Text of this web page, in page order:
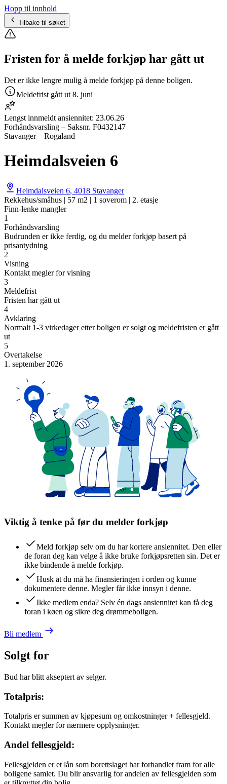
Hopp til innhold
Tilbake til søket
Fristen for å melde forkjøp har gått ut
Det er ikke lengre mulig å melde forkjøp på denne boligen.
Meldefrist gått ut 8. juni
Lengst innmeldt ansiennitet: 23.06.26
Forhåndsvarsling – Saksnr. F0432147
Stavanger – Rogaland
Heimdalsveien 6
Heimdalsveien 6, 4018 Stavanger
Rekkehus/småhus | 57 m2 | 1 soverom | 2. etasje
Finn-lenke mangler
1
Forhåndsvarsling
Budrunden er ikke ferdig, og du melder forkjøp basert på
prisantydning
2
Visning
Kontakt megler for visning
3
Meldefrist
Fristen har gått ut
4
Avklaring
Normalt 1-3 virkedager etter boligen er solgt og meldefristen er gått
ut
5
Overtakelse
1. september 2026
Viktig å tenke på før du melder forkjøp
Meld forkjøp selv om du har kortere ansiennitet. Den eller
de foran deg kan velge å ikke bruke forkjøpsretten sin. Det er
ikke bindende å melde forkjøp.
Husk at du må ha finansieringen i orden og kunne
dokumentere denne. Megler får ikke innsyn i denne.
Ikke medlem enda? Selv én dags ansiennitet kan få deg
foran i køen og sikre deg drømmeboligen.
Bli medlem
Solgt for
Bud har blitt akseptert av selger.
Totalpris:
Totalpris er summen av kjøpesum og omkostninger + fellesgjeld.
Kontakt megler for nærmere opplysninger.
Andel fellesgjeld:
Fellesgjelden er et lån som borettslaget har forhandlet fram for alle
boligene samlet. Du blir ansvarlig for andelen av fellesgjelden som